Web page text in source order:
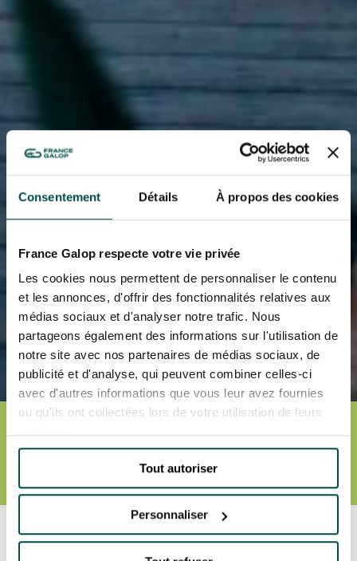
Consentement Détails À propos des cookies
France Galop respecte votre vie privée
Les cookies nous permettent de personnaliser le contenu
et les annonces, d'offrir des fonctionnalités relatives aux
médias sociaux et d'analyser notre trafic. Nous
partageons également des informations sur l'utilisation de
notre site avec nos partenaires de médias sociaux, de
publicité et d'analyse, qui peuvent combiner celles-ci
avec d'autres informations que vous leur avez fournies
ou qu'ils ont collectées lors de votre utilisation de leurs
Tout autoriser
Personnaliser
ORGANISEZ VOS
ÉVÈNEMENTS CORPORATE
ENVOYER MON BRIEF
Accueil
événements corporate